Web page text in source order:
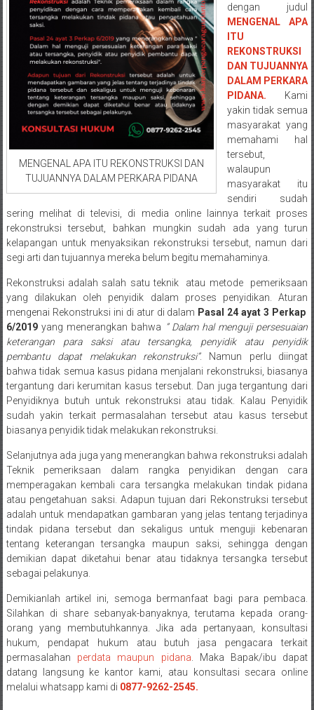
Jakarta
Utara/
Jakarta
Pusat/
Karawang/
Lampung
Barat/
Lampung
Timur/Lampung/
Jambi/
Bengkulu/
Medan/
Aceh/
Damasyaraya/
Solok/
Padang
Selatan/Padang
barat/
Padang
Utara/
Kota
Padang/
Sumatera
Barat/
Pariaman/
Bukittinggi/
Padang
panjang/
Kayutanam/
Baso/
Payakumbung/
Tanjung
pati/
Sarilamak/
air/
Pasaman/
Kapur
Pangkalan/
Riau/
MENGENAL APA ITU REKONSTRUKSI DAN
TUJUANNYA DALAM PERKARA PIDANA
dengan judul
MENGENAL APA
ITU
REKONSTRUKSI
DAN TUJUANNYA
DALAM PERKARA
PIDANA. Kami
yakin tidak semua
masyarakat yang
memahami hal
tersebut,
walaupun
masyarakat itu
sendiri sudah
sering melihat di televisi, di media online lainnya terkait proses
rekonstruksi tersebut, bahkan mungkin sudah ada yang turun
kelapangan untuk menyaksikan rekonstruksi tersebut, namun dari
segi arti dan tujuannya mereka belum begitu memahaminya.
Rekonstruksi adalah salah satu teknik atau metode pemeriksaan
yang dilakukan oleh penyidik dalam proses penyidikan. Aturan
mengenai Rekonstruksi ini di atur di dalam Pasal 24 ayat 3 Perkap
6/2019yang menerangkan bahwa ” Dalam hal menguji persesuaian
keterangan para saksi atau tersangka, penyidik atau penyidik
pembantu dapat melakukan rekonstruksi”. Namun perlu diingat
bahwa tidak semua kasus pidana menjalani rekonstruksi, biasanya
tergantung dari kerumitan kasus tersebut. Dan juga tergantung dari
Penyidiknya butuh untuk rekonstruksi atau tidak. Kalau Penyidik
sudah yakin terkait permasalahan tersebut atau kasus tersebut
biasanya penyidik tidak melakukan rekonstruksi.
Selanjutnya ada juga yang menerangkan bahwa rekonstruksi adalah
Teknik pemeriksaan dalam rangka penyidikan dengan cara
memperagakan kembali cara tersangka melakukan tindak pidana
atau pengetahuan saksi. Adapun tujuan dari Rekonstruksi tersebut
adalah untuk mendapatkan gambaran yang jelas tentang terjadinya
tindak pidana tersebut dan sekaligus untuk menguji kebenaran
tentang keterangan tersangka maupun saksi, sehingga dengan
demikian dapat diketahui benar atau tidaknya tersangka tersebut
sebagai pelakunya.
Demikianlah artikel ini, semoga bermanfaat bagi para pembaca.
Silahkan di share sebanyak-banyaknya, terutama kepada orang-
orang yang membutuhkannya. Jika ada pertanyaan, konsultasi
hukum, pendapat hukum atau butuh jasa pengacara terkait
permasalahan perdata maupun pidana . Maka Bapak/ibu dapat
datang langsung ke kantor kami, atau konsultasi secara online
melalui whatsapp kami di 0877-9262-2545.